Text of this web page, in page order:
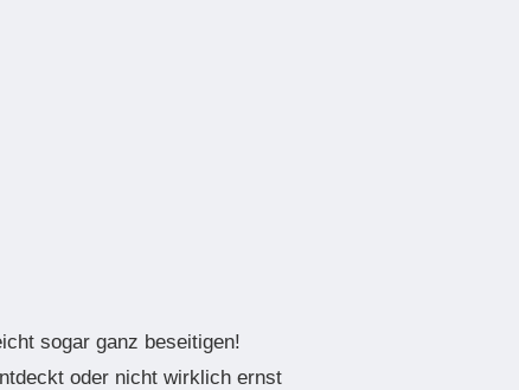
sogar ganz beseitigen!
oder nicht wirklich ernst